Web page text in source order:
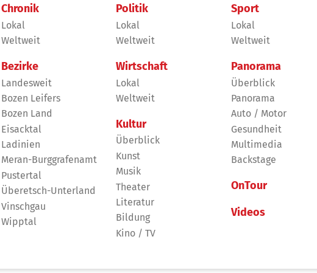
Chronik
Lokal
Weltweit
Bezirke
Landesweit
Bozen Leifers
Bozen Land
Eisacktal
Ladinien
Meran-Burggrafenamt
Pustertal
Überetsch-Unterland
Vinschgau
Wipptal
Politik
Lokal
Weltweit
Wirtschaft
Lokal
Weltweit
Kultur
Überblick
Kunst
Musik
Theater
Literatur
Bildung
Kino / TV
Sport
Lokal
Weltweit
Panorama
Überblick
Panorama
Auto / Motor
Gesundheit
Multimedia
Backstage
OnTour
Videos